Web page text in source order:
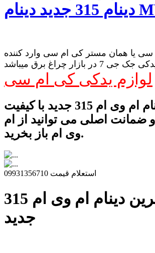
سی یا همان مستر کی ام سی وارد کننده
لوازم یدکی جک تی 8 و لوازم یدکی جک جی 7 در بازار چراغ برق میباشد
لوازم یدکی کی ام سی
برای خرید و سفارش دینام ام وی ام 315 جدید با کیفیت
ضمانت اصلی می توانید از ام
وی ام باز بخرید.
استعلام قیمت 09931356710
اصلی ترین دینام ام وی ام 315
جدید